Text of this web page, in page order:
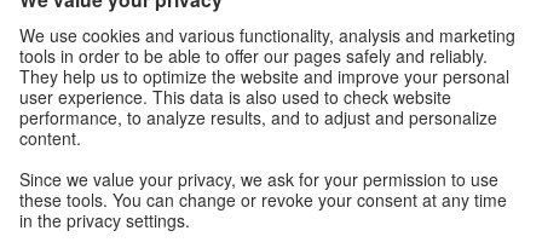
Goethe-Institut ၏ ဂျာမန်ဘာသာသင်တန်းများ
ဆရာများအတွက်ပေါ်တယ် "Deutschstunde"
ကိုယ်ရေးအချက်အလက်နှင့် ဝင်ရောက်နိုင်မှု
ကိုယ်ရေးလုံခြုံမှုသတ်မှတ်ချက်များ